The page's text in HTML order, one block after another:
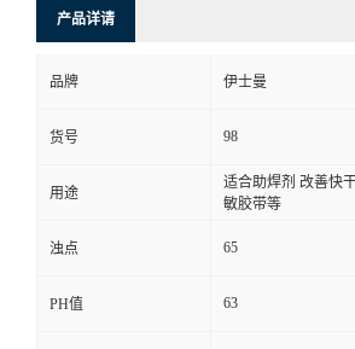
产品详请
品牌 伊士曼
货号 98
用途
适合助焊剂 改善快
敏胶带等
浊点 65
PH值 63